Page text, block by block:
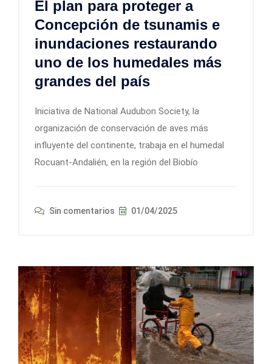
El plan para proteger a
Concepción de tsunamis e
inundaciones restaurando
uno de los humedales más
grandes del país
Iniciativa de National Audubon Society, la
organización de conservación de aves más
influyente del continente, trabaja en el humedal
Rocuant-Andalién, en la región del Biobío
Sin comentarios 01/04/2025